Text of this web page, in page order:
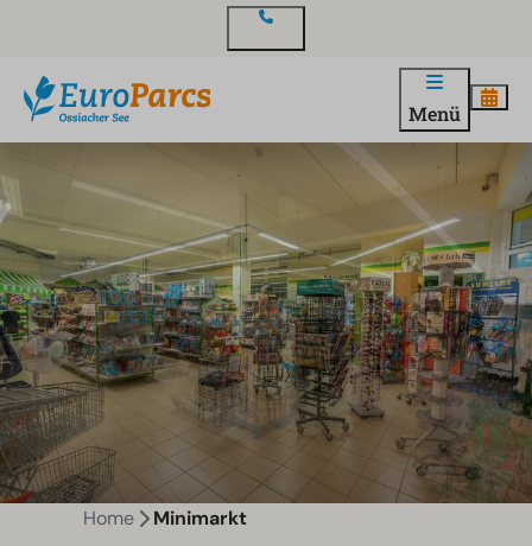
Menü
Home Minimarkt